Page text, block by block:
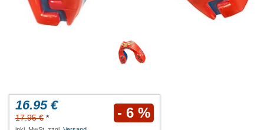
16.95 €
17.95 € * - 6 %